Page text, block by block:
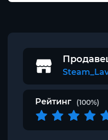
Рейтинг (100%)